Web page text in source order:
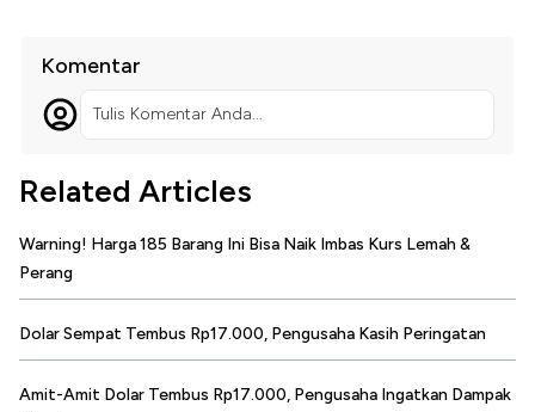
Komentar
Tulis Komentar Anda...
Related Articles
Warning! Harga 185 Barang Ini Bisa Naik Imbas Kurs Lemah &
Perang
Dolar Sempat Tembus Rp17.000, Pengusaha Kasih Peringatan
Amit-Amit Dolar Tembus Rp17.000, Pengusaha Ingatkan Dampak